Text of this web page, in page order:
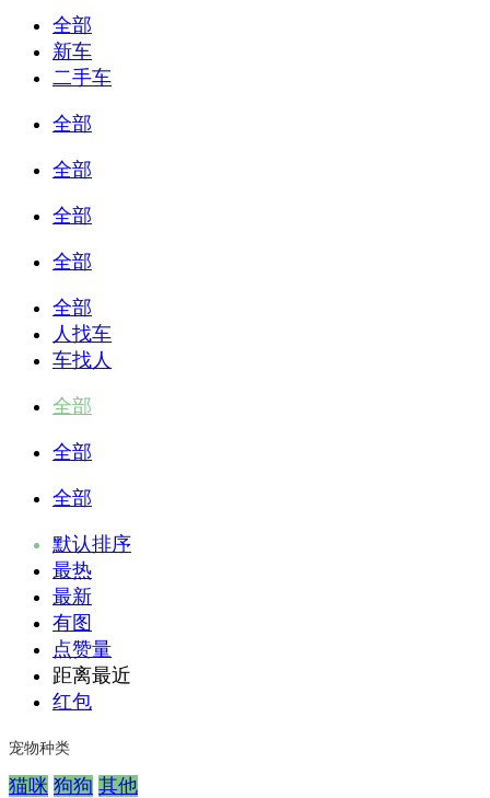
全部
新车
二手车
全部
全部
全部
全部
全部
人找车
车找人
全部
全部
全部
默认排序
最热
最新
有图
点赞量
距离最近
红包
宠物种类
猫咪 狗狗 其他